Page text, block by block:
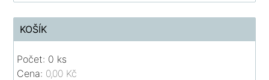
KOŠÍK
Počet: 0 ks
Cena: 0,00 Kč